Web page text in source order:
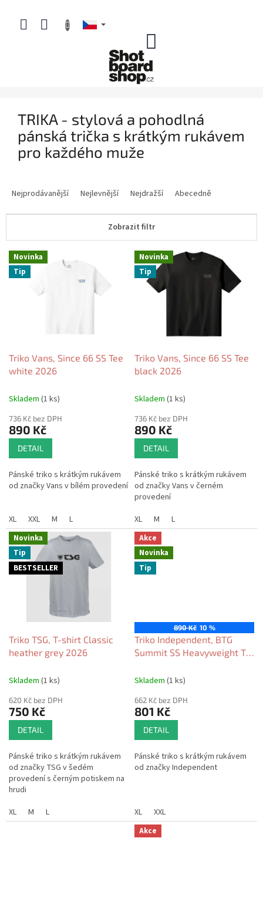
obsah
TRIKA - stylová a pohodlná
pánská trička s krátkým rukávem
pro každého muže
e
í
r
o
Nejprodávanější Nejlevnější Nejdražší Abecedně
Zobrazit filtr
V
ý
p
d
u
t
Novinka
Tip
Triko Vans, Since 66 SS Tee
white 2026
Skladem (1 ks)
736 Kč bez DPH
890 Kč
DETAIL
Pánské triko s krátkým rukávem
od značky Vans v bílém provedení
XL XXL M L
Novinka
Tip
Triko Vans, Since 66 SS Tee
black 2026
Skladem (1 ks)
736 Kč bez DPH
890 Kč
DETAIL
Pánské triko s krátkým rukávem
od značky Vans v černém
provedení
XL
M L
Novinka
Tip
BESTSELLER
Triko TSG, T-shirt Classic
heather grey 2026
Skladem (1 ks)
620 Kč bez DPH
750 Kč
DETAIL
Pánské triko s krátkým rukávem
od značky TSG v šedém
provedení s černým potiskem na
hrudi
XL
M L
Akce
Novinka
Tip
890 Kč 10 %
Triko Independent, BTG
Summit SS Heavyweight T-
2026
Skladem (1 ks)
662 Kč bez DPH
801 Kč
DETAIL
Pánské triko s krátkým rukávem
od značky Independent
XL XXL
Akce